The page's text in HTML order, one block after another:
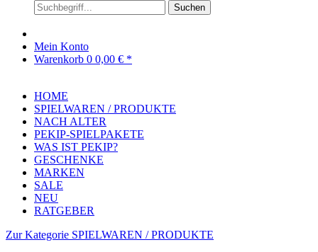
Suchen
Mein Konto
Warenkorb 0 0,00 € *
HOME
SPIELWAREN / PRODUKTE
NACH ALTER
PEKIP-SPIELPAKETE
WAS IST PEKIP?
GESCHENKE
MARKEN
SALE
NEU
RATGEBER
Zur Kategorie SPIELWAREN / PRODUKTE